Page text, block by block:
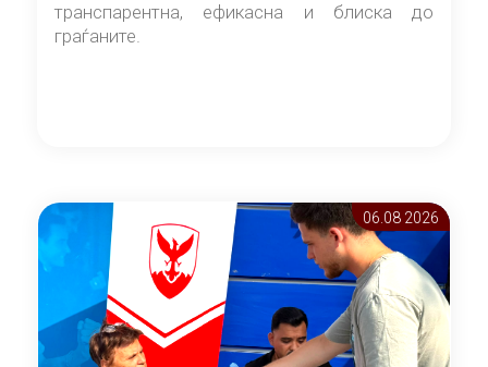
транспарентна, ефикасна и блиска до
граѓаните.
06.08 2026